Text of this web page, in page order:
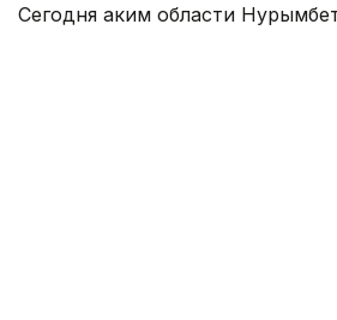
Сегодня аким области